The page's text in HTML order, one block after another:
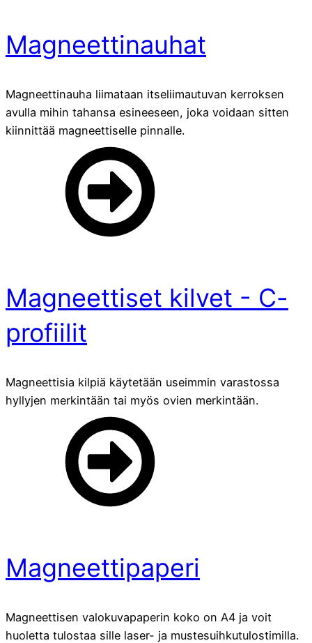
Magneettinauhat
Magneettinauha liimataan itseliimautuvan kerroksen
avulla mihin tahansa esineeseen, joka voidaan sitten
kiinnittää magneettiselle pinnalle.
Magneettiset kilvet - C-
profiilit
Magneettisia kilpiä käytetään useimmin varastossa
hyllyjen merkintään tai myös ovien merkintään.
Magneettipaperi
Magneettisen valokuvapaperin koko on A4 ja voit
huoletta tulostaa sille laser- ja mustesuihkutulostimilla.